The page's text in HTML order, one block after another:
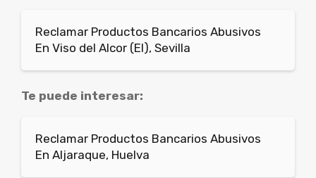
Reclamar Productos Bancarios Abusivos
En Viso del Alcor (El), Sevilla
Te puede interesar:
Reclamar Productos Bancarios Abusivos
En Aljaraque, Huelva